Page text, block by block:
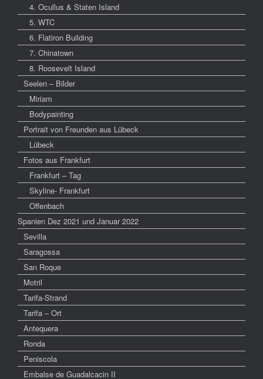
4. Ocullus & Staten Island
5. WTC
6. Flatiron Building
7. Chinatown
8. Roosevelt Island
Seelen – Bilder
Miriam
Bodypainting
Portrait von Freunden aus Lübeck
Lübeck
Fotos aus Frankfurt
Frankfurt – Tag
Skyline- Frankfurt
Offenbach
Spanien Dez 2021 und Januar 2022
Sevilla
Saragossa
San Roque
Motril
Tarifa-Strand
Tarifa – Ort
Antequera
Ronda
Peniscola
Embalse de Guadalcacin II